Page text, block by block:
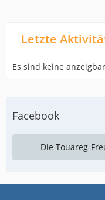
Letzte
Es sind keine
Facebook
Die Touareg-